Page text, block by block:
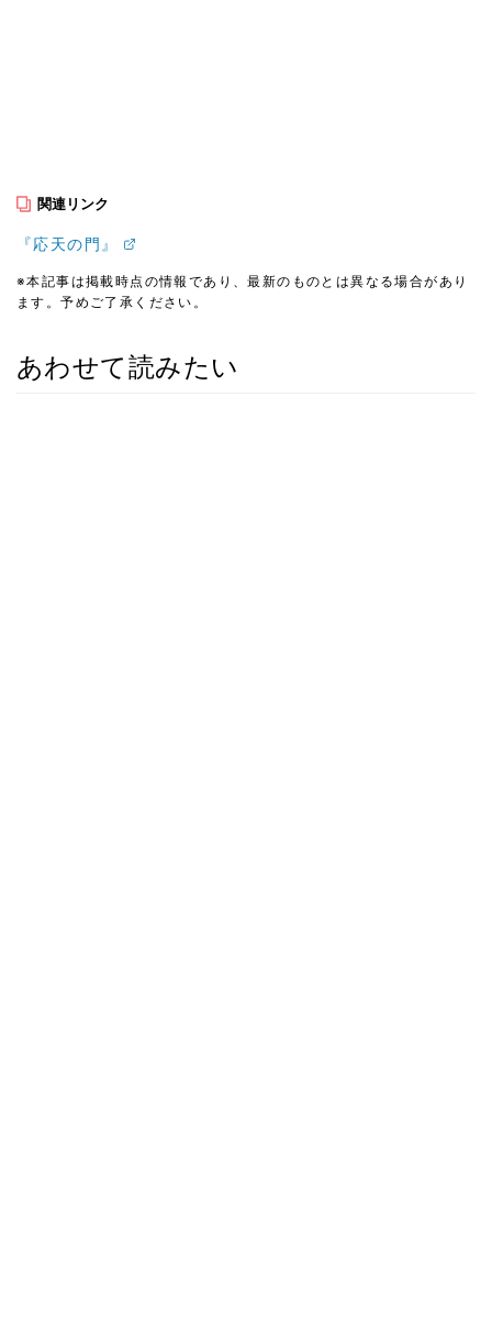
関連リンク
『応天の門』
※本記事は掲載時点の情報であり、最新のものとは異なる場合があり
ます。予めご了承ください。
あわせて読みたい